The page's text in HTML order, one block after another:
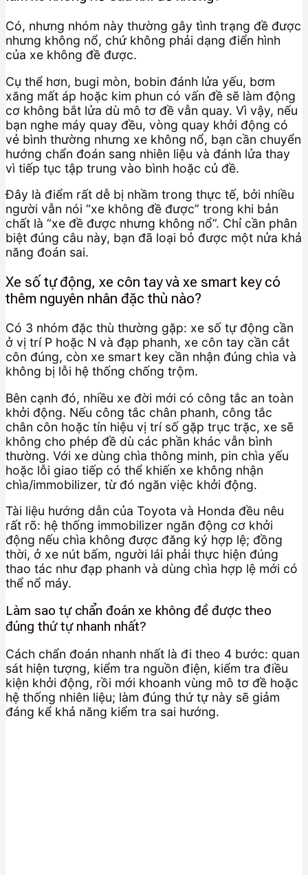
Có, nhưng nhóm này thường gây tình trạng đề được
nhưng không nổ, chứ không phải dạng điển hình
của xe không đề được.
Cụ thể hơn, bugi mòn, bobin đánh lửa yếu, bơm
xăng mất áp hoặc kim phun có vấn đề sẽ làm động
cơ không bắt lửa dù mô tơ đề vẫn quay. Vì vậy, nếu
bạn nghe máy quay đều, vòng quay khởi động có
vẻ bình thường nhưng xe không nổ, bạn cần chuyển
hướng chẩn đoán sang nhiên liệu và đánh lửa thay
vì tiếp tục tập trung vào bình hoặc củ đề.
Đây là điểm rất dễ bị nhầm trong thực tế, bởi nhiều
người vẫn nói “xe không đề được” trong khi bản
chất là “xe đề được nhưng không nổ”. Chỉ cần phân
biệt đúng câu này, bạn đã loại bỏ được một nửa khả
năng đoán sai.
Xe số tự động, xe côn tay và xe smart key có
thêm nguyên nhân đặc thù nào?
Có 3 nhóm đặc thù thường gặp: xe số tự động cần
ở vị trí P hoặc N và đạp phanh, xe côn tay cần cắt
côn đúng, còn xe smart key cần nhận đúng chìa và
không bị lỗi hệ thống chống trộm.
Bên cạnh đó, nhiều xe đời mới có công tắc an toàn
khởi động. Nếu công tắc chân phanh, công tắc
chân côn hoặc tín hiệu vị trí số gặp trục trặc, xe sẽ
không cho phép đề dù các phần khác vẫn bình
thường. Với xe dùng chìa thông minh, pin chìa yếu
hoặc lỗi giao tiếp có thể khiến xe không nhận
chìa/immobilizer, từ đó ngăn việc khởi động.
Tài liệu hướng dẫn của Toyota và Honda đều nêu
rất rõ: hệ thống immobilizer ngăn động cơ khởi
động nếu chìa không được đăng ký hợp lệ; đồng
thời, ở xe nút bấm, người lái phải thực hiện đúng
thao tác như đạp phanh và dùng chìa hợp lệ mới có
thể nổ máy.
Làm sao tự chẩn đoán xe không đề được theo
đúng thứ tự nhanh nhất?
Cách chẩn đoán nhanh nhất là đi theo 4 bước: quan
sát hiện tượng, kiểm tra nguồn điện, kiểm tra điều
kiện khởi động, rồi mới khoanh vùng mô tơ đề hoặc
hệ thống nhiên liệu; làm đúng thứ tự này sẽ giảm
đáng kể khả năng kiểm tra sai hướng.